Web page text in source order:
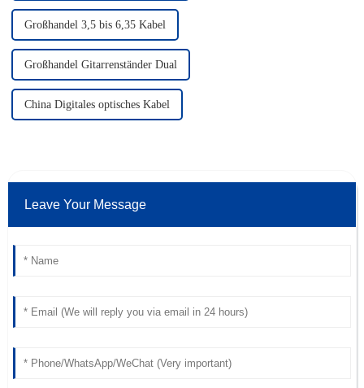
Großhandel 3,5 bis 6,35 Kabel
Großhandel Gitarrenständer Dual
China Digitales optisches Kabel
Leave Your Message